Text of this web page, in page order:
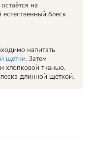
на
блеск.
напитать
щётки. Затем
хлопковой тканью.
длинной щёткой.